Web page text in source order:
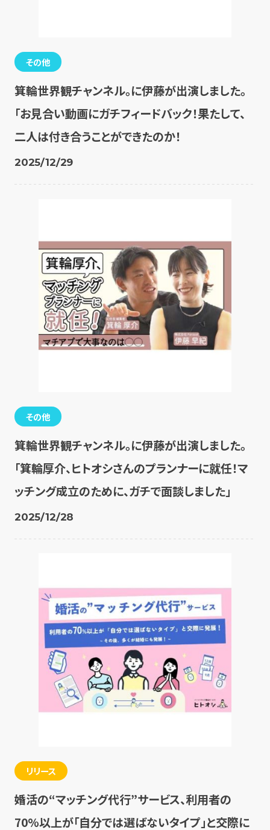
その他
箕輪世界観チャンネル。に伊藤が出演しました。
「お見合い動画にガチフィードバック！果たして、
二人は付き合うことができたのか！
2025/12/29
その他
箕輪世界観チャンネル。に伊藤が出演しました。
「箕輪厚介、ヒトオシさんのプランナーに就任！マ
ッチング成立のために、ガチで面談しました」
2025/12/28
リリース
婚活の“マッチング代行”サービス、利用者の
70%以上が「自分では選ばないタイプ」と交際に